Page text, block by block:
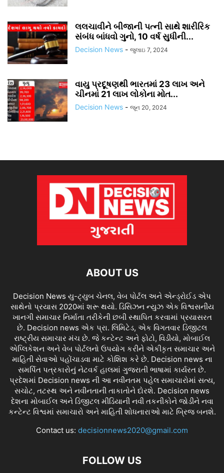
લલચાવીને બીજાની પત્ની સાથે શારીરિક
સંબંધ બાંધવો ગુનો, 10 વર્ષ સુધીની...
Decision News - જુલાઇ 7, 2024
વાયુ પ્રદૂષણથી ભારતમાં 23 લાખ અને
ચીનમાં 21 લાખ લોકોના મોત...
Decision News - જૂન 20, 2024
ABOUT US
Decision News યુ-ટ્યુબ ચેનલ, વેબ પોર્ટલ અને એન્ડ્રોઈડ એપ
સાથેનો પ્રયાસ 2020માં શરૂ થયો. ડિસિઝન ન્યુઝ એક વિશ્વસનીય
ખાનગી સમાચાર નિર્માતા તરીકેની છબી સ્થાપિત કરવામાં પ્રયાસરત
છે. Decision news એક પ્રા. લિમિટેડ, એક વિગતવાર ડિજીટલ
રાષ્ટ્રીય સમાચાર મંચ છે. જે કન્ટેન્ટ અને ફોટો, વિડીયો, મોબાઈલ
એપ્લિકેશન અને વેબ પોર્ટલનો ઉપયોગ કરીને એકીકૃત સમાચાર અને
માહિતી સેવાઓ પહોંચાડવા માટે કોશિશ કરે છે. Decision news ના
સમર્પિત પત્રકારોનું નેટવર્ક હાલમાં ગુજરાતી ભાષામાં કાર્યરત છે.
પ્રદેશમાં Decision news ની આ નવીનતમ પહેલ સમાચારોમાં સત્ય,
સચોટ, તટસ્થ અને નવીનતાની તાકાતોને દોરશે. Decision news
દેશના મોબાઈલ અને ડિજીટલ મીડિયાની નવી તકનીકોને જોડીને નવા
કન્ટેન્ટ વિશ્વમાં સમાચારો અને માહિતી શોધનારાઓ માટે બ્રિજ બનશે.
Contact us: decisionnews2020@gmail.com
FOLLOW US